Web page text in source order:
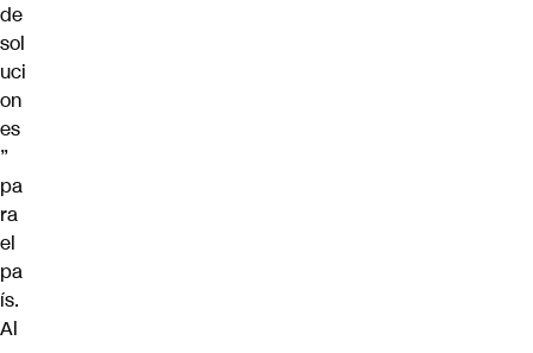
de
sol
uci
on
es
”
pa
ra
el
pa
ís.
Al